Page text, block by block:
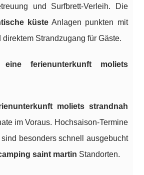
und Surfbrett-Verleih. Die
küste Anlagen punkten mit
Strandzugang für Gäste.
ferienunterkunft moliets
moliets strandnah
im Voraus. Hochsaison-Termine
besonders schnell ausgebucht
saint martin Standorten.